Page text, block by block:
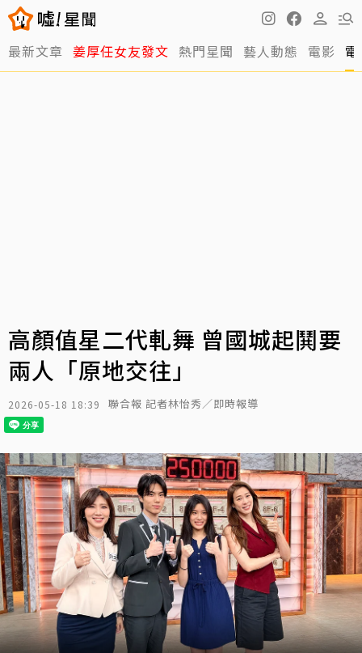
最新文章 姜厚任女友發文 熱門星聞 藝人動態 電影
高顏值星二代軋舞 曾國城起鬨要
兩人「原地交往」
2026-05-18 18:39 聯合報 記者林怡秀／即時報導